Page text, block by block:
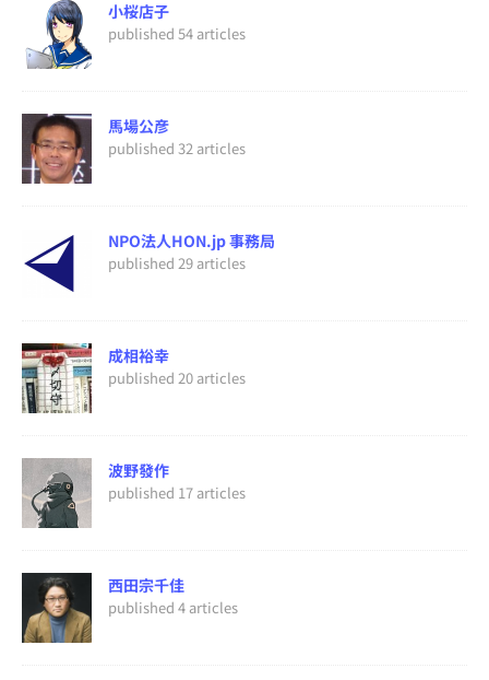
小桜店子
published 54 articles
馬場公彦
published 32 articles
NPO法人HON.jp 事務局
published 29 articles
成相裕幸
published 20 articles
波野發作
published 17 articles
西田宗千佳
published 4 articles